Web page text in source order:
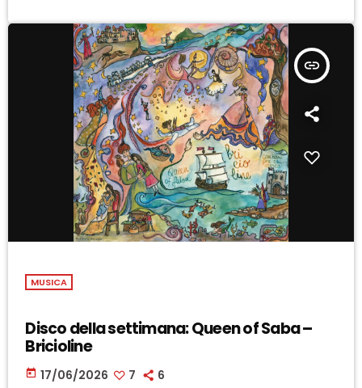
insert_link
MUSICA
Disco della settimana: Queen of Saba –
Bricioline
today 17/06/2026 7 6